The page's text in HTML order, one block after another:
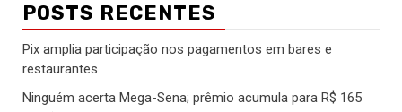
POSTS RECENTES
Pix amplia participação nos pagamentos em bares e
restaurantes
Ninguém acerta Mega-Sena; prêmio acumula para R$ 165